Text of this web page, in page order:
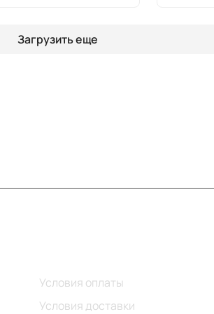
Загрузить еще
Условия оплаты
Условия доставки